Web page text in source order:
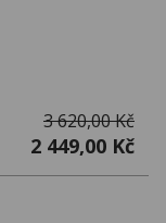
3 620,00 Kč
2 449,00 Kč